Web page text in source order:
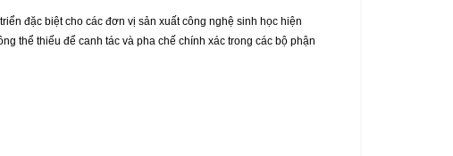
đặc biệt cho các đơn vị sản xuất công nghệ sinh học hiện
thể thiếu để canh tác và pha chế chính xác trong các bộ phận